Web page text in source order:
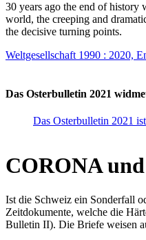
30 years ago the end of history
world, the creeping and
the decisive turning points.
Weltgesellschaft 1990 : 2020,
Das Osterbulletin 2021
Das Osterbulletin 2021
CORONA
Ist die Schweiz ein Sonderfall
Zeitdokumente, welche die
Bulletin II). Die Briefe weisen